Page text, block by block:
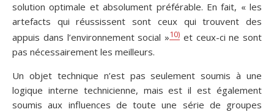
solution optimale et absolument préférable. En fait, « les
artefacts qui réussissent sont ceux qui trouvent des
appuis dans l’environnement social »10) et ceux-ci ne sont
pas nécessairement les meilleurs.
Un objet technique n’est pas seulement soumis à une
logique interne technicienne, mais est il est également
soumis aux influences de toute une série de groupes